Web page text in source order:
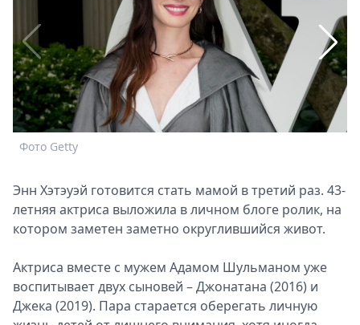
Metro
Стримы
Спецпроекты
Звезды
Выборы
2026
Скачай
Фото Getty
Энн Хэтэуэй готовится стать мамой в третий раз. 43-
летняя актриса выложила в личном блоге ролик, на
котором заметен заметно округлившийся живот.
Актриса вместе с мужем Адамом Шульманом уже
воспитывает двух сыновей – Джонатана (2016) и
Джека (2019). Пара старается оберегать личную